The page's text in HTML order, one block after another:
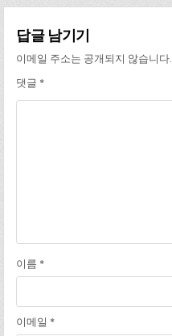
답글 남기기
이메일 주소는 공개되지 않습니다.
댓글 *
이름 *
이메일 *